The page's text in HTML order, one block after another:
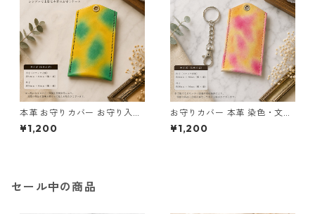
本革 お守りカバー お守り入れ
黄 緑 サイズL l180 レザー お
守りケース AirTag収納 ハンド
¥1,200
お守りカバー 本革 染色・文字
入れ無料 日本製 赤 黒 ムラ染
め サイズL l184 レザー お守り
¥1,200
セール中の商品